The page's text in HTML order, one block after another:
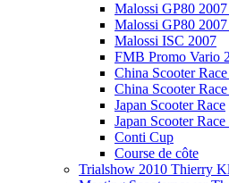
Malossi GP80 2007
Malossi GP80
Malossi ISC 2007
FMB Promo Vario
China Scooter
China Scooter
Japan Scooter Race
Japan Scooter
Conti Cup
Course de côte
Trialshow 2010 Thierry